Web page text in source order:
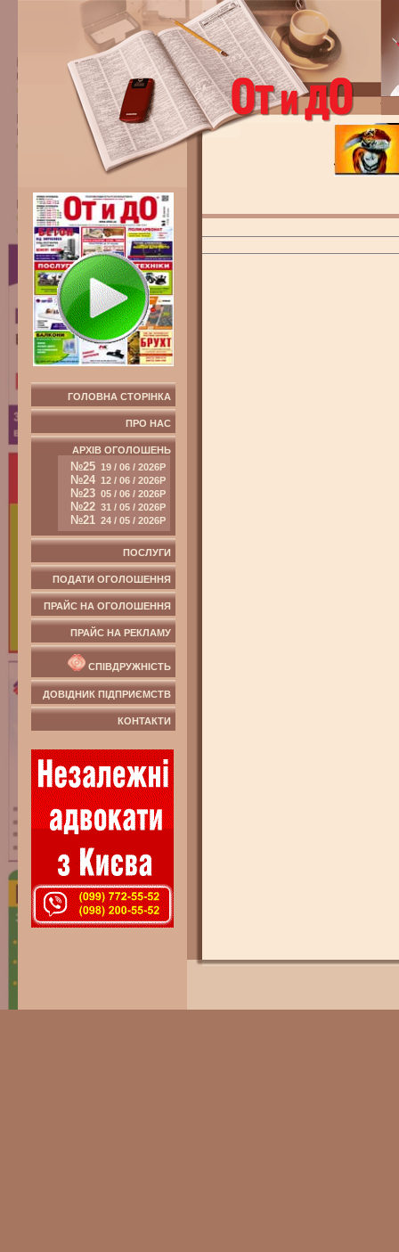
ГОЛОВНА СТОРІНКА
ПРО НАС
АРХІВ ОГОЛОШЕНЬ
№25 19 / 06 / 2026Р
№24 12 / 06 / 2026Р
№23 05 / 06 / 2026Р
№22 31 / 05 / 2026Р
№21 24 / 05 / 2026Р
ПОСЛУГИ
ПОДАТИ ОГОЛОШЕННЯ
ПРАЙС НА ОГОЛОШЕННЯ
ПРАЙС НА РЕКЛАМУ
СПІВДРУЖНІСТЬ
ДОВІДНИК ПІДПРИЄМСТВ
КОНТАКТИ